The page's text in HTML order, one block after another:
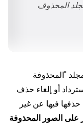
المحذوف
"المحذوفة
أو إلغاء حذف
فيها عن غير
على الصور المحذوفة